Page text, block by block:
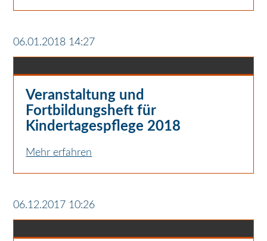
06.01.2018 14:27
Veranstaltung und
Fortbildungsheft für
Kindertagespflege 2018
Mehr erfahren
06.12.2017 10:26